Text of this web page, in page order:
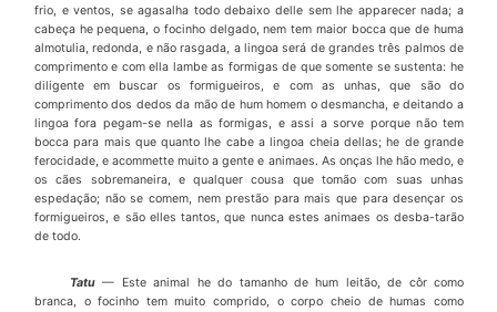
frio, e ventos, se agasalha todo debaixo delle sem lhe apparecer nada; a
cabeça he pequena, o focinho delgado, nem tem maior bocca que de huma
almotulia, redonda, e não rasgada, a lingoa será de grandes três palmos de
comprimento e com ella lambe as formigas de que somen­te se sustenta: he
diligente em buscar os formigueiros, e com as unhas, que são do
comprimento dos dedos da mão de hum homem o desmancha, e deitando a
lingoa fora pegam-se nella as formigas, e assi a sorve porque não tem
bocca para mais que quanto lhe cabe a lingoa cheia dellas; he de grande
ferocidade, e acommette muito a gente e animaes. As onças lhe hão medo, e
os cães sobremaneira, e qualquer cousa que tomão com suas unhas
espedação; não se comem, nem prestão para mais que para desençar os
formigueiros, e são elles tantos, que nunca estes animaes os desba-tarão
de todo.
Tatu — Este animal he do tamanho de hum leitão, de côr como
branca, o fo­cinho tem muito comprido, o corpo cheio de humas como